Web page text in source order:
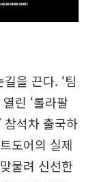
을 끈다. ‘팀
린 ‘롤라팔
석차 출국하
도어의 실제
물려 신선한